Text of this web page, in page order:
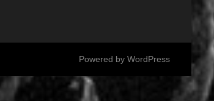
Powered by WordPress